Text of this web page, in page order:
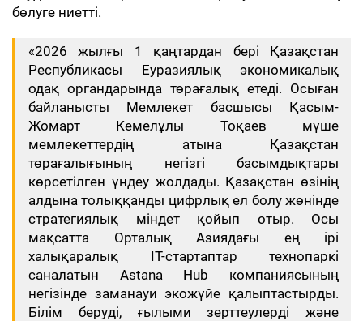
бөлуге ниетті.
«2026 жылғы 1 қаңтардан бері Қазақстан
Республикасы Еуразиялық экономикалық
одақ органдарында төрағалық етеді. Осыған
байланысты Мемлекет басшысы Қасым-
Жомарт Кемелұлы Тоқаев мүше
мемлекеттердің атына Қазақстан
төрағалығының негізгі басымдықтары
көрсетілген үндеу жолдады. Қазақстан өзінің
алдына толыққанды цифрлық ел болу жөнінде
стратегиялық міндет қойып отыр. Осы
мақсатта Орталық Азиядағы ең ірі
халықаралық IT-стартаптар технопаркі
саналатын Astana Hub компаниясының
негізінде заманауи экожүйе қалыптастырды.
Білім беруді, ғылыми зерттеулерді және